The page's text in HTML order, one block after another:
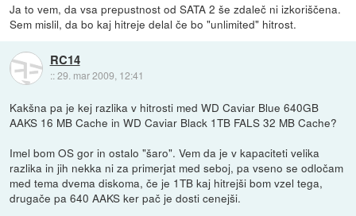
Ja to vem, da vsa prepustnost od SATA 2 še zdaleč ni izkoriščena.
Sem mislil, da bo kaj hitreje delal če bo "unlimited" hitrost.
RC14
::29. mar 2009, 12:41
Kakšna pa je kej razlika v hitrosti med WD Caviar Blue 640GB
AAKS 16 MB Cache in WD Caviar Black 1TB FALS 32 MB Cache?
Imel bom OS gor in ostalo "šaro". Vem da je v kapaciteti velika
razlika in jih nekka ni za primerjat med seboj, pa vseno se odločam
med tema dvema diskoma, če je 1TB kaj hitrejši bom vzel tega,
drugače pa 640 AAKS ker pač je dosti cenejši.